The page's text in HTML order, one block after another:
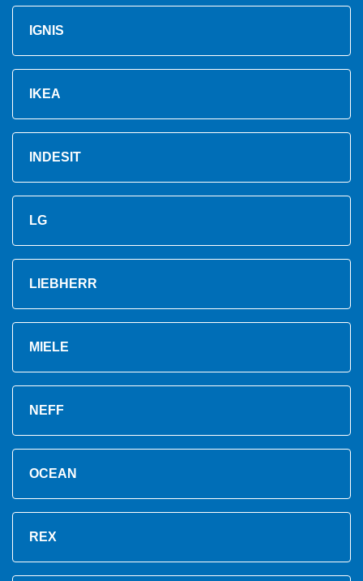
IGNIS
IKEA
INDESIT
LG
LIEBHERR
MIELE
NEFF
OCEAN
REX